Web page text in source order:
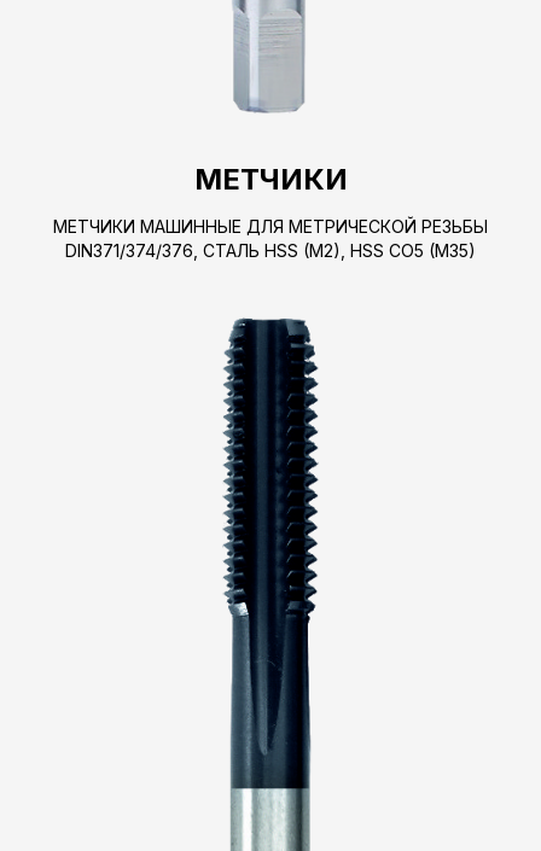
МЕТЧИКИ
МЕТЧИКИ МАШИННЫЕ ДЛЯ МЕТРИЧЕСКОЙ РЕЗЬБЫ
DIN371/374/376, СТАЛЬ HSS (M2), HSS CO5 (M35)